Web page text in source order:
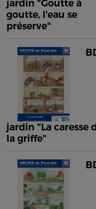
jardin "Goutte à
goutte, l'eau se
préserve"
jardin "La caresse
la griffe"